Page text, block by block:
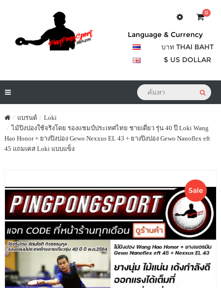
0
Language & Currency
บาท THAI BAHT
$ US DOLLAR
แบรนด์
Loki
ไม้ปิงปองใช้จริงโดย รองแชมป์ประเทศไทย ชายเดี่ยว รุ่น 40 ปี Loki Wang
Hao Honor + ยางปิงปอง Gewo Nexxus EL 43 + ยางปิงปอง Gewo Nanoflex eft
45 แถมเคส Loki แบบแข็ง
Sale